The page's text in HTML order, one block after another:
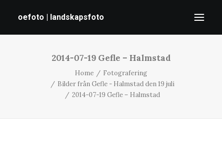
oefoto | landskapsfoto
2014-07-19 Gefle – Halmstad
Home
Fotografering
Bilder från Gefle - Halmstad den 19 juli
2014-07-19 Gefle – Halmstad